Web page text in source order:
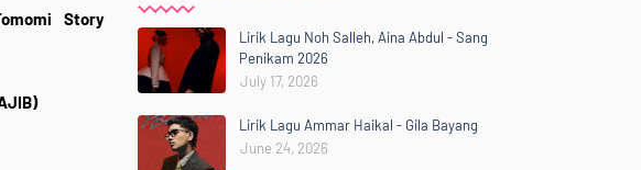
Story
Lirik Lagu Noh Salleh, Aina Abdul - Sang
Penikam 2026
July 17, 2026
Lirik Lagu Ammar Haikal - Gila Bayang
June 24, 2026